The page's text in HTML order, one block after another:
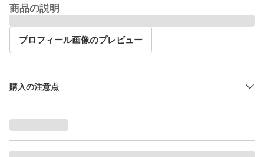
商品の説明
プロフィール画像のプレビュー
購入の注意点